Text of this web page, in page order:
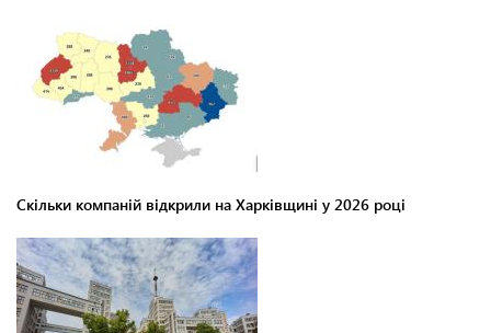
Скільки компаній відкрили на Харківщині у 2026 році